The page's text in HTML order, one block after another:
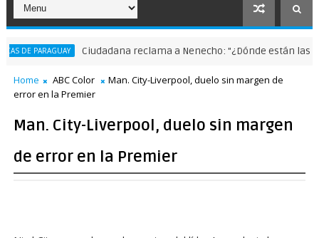
DE PARAGUAY Ciudadana reclama a Nenecho: "¿Dónde están las
Home ABC Color
Man. City-Liverpool, duelo sin margen de
error en la Premier
Man. City-Liverpool, duelo sin margen
de error en la Premier